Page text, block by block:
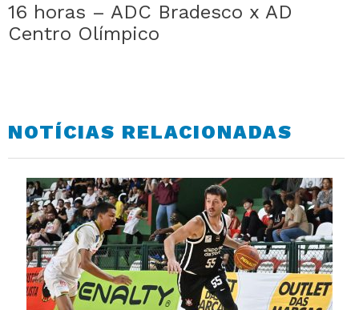
16 horas – ADC Bradesco x AD
Centro Olímpico
NOTÍCIAS RELACIONADAS